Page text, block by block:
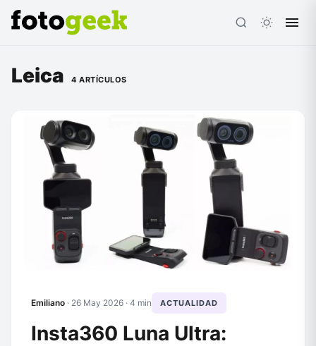
Leica 4 ARTÍCULOS
Emiliano · 26 May 2026 · 4 min ACTUALIDAD
Insta360 Luna Ultra: